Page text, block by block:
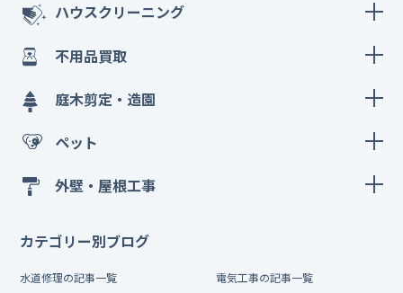
ハウスクリーニング
不用品買取
庭木剪定・造園
ペット
外壁・屋根工事
カテゴリー別ブログ
水道修理の記事一覧 電気工事の記事一覧